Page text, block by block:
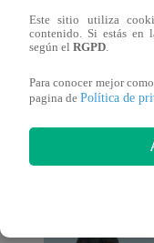
Este sitio utiliza
contenido. Si estás en
según el RGPD.
Para conocer mejor
pagina de Política de